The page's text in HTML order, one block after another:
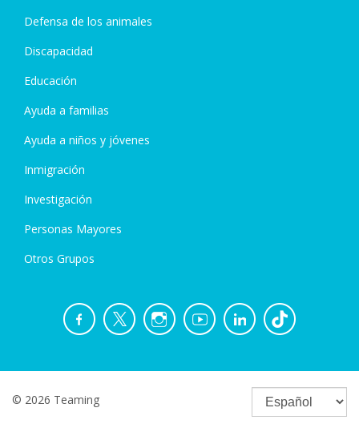
Defensa de los animales
Discapacidad
Educación
Ayuda a familias
Ayuda a niños y jóvenes
Inmigración
Investigación
Personas Mayores
Otros Grupos
© 2026 Teaming